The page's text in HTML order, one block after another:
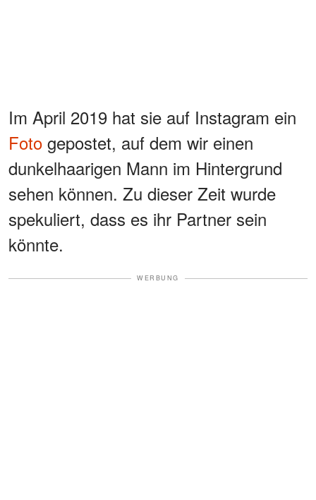
Im April 2019 hat sie auf Instagram ein
Foto gepostet, auf dem wir einen
dunkelhaarigen Mann im Hintergrund
sehen können. Zu dieser Zeit wurde
spekuliert, dass es ihr Partner sein
könnte.
WERBUNG